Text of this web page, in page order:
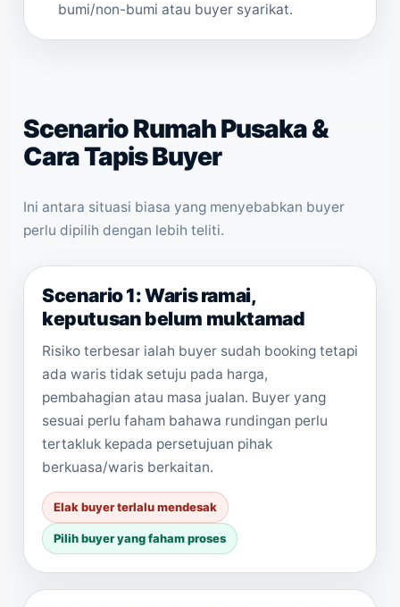
bumi/non-bumi atau buyer syarikat.
Scenario Rumah Pusaka &
Cara Tapis Buyer
Ini antara situasi biasa yang menyebabkan buyer
perlu dipilih dengan lebih teliti.
Scenario 1: Waris ramai,
keputusan belum muktamad
Risiko terbesar ialah buyer sudah booking tetapi
ada waris tidak setuju pada harga,
pembahagian atau masa jualan. Buyer yang
sesuai perlu faham bahawa rundingan perlu
tertakluk kepada persetujuan pihak
berkuasa/waris berkaitan.
Elak buyer terlalu mendesak
Pilih buyer yang faham proses